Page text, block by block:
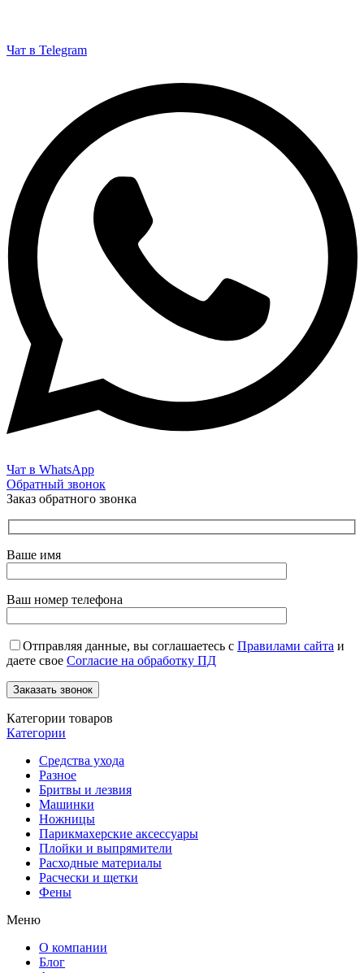
Чат в Telegram
Чат в WhatsApp
Обратный звонок
Заказ обратного звонка
Ваше имя
Ваш номер телефона
Отправляя данные, вы соглашаетесь с Правилами сайта и
даете свое Согласие на обработку ПД
Категории товаров
Категории
Средства ухода
Разное
Бритвы и лезвия
Машинки
Ножницы
Парикмахерские аксессуары
Плойки и выпрямители
Расходные материалы
Расчески и щетки
Фены
Меню
О компании
Блог